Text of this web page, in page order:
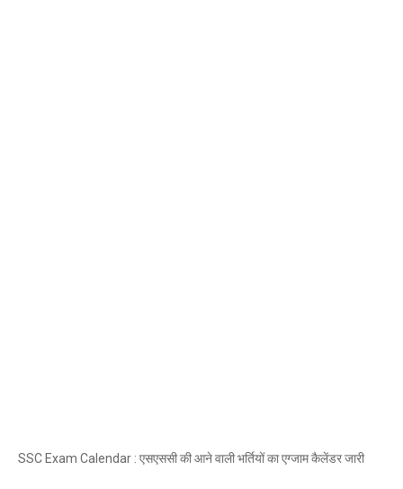
SSC Exam Calendar : एसएससी की आने वाली भर्तियों का एग्जाम कैलेंडर जारी